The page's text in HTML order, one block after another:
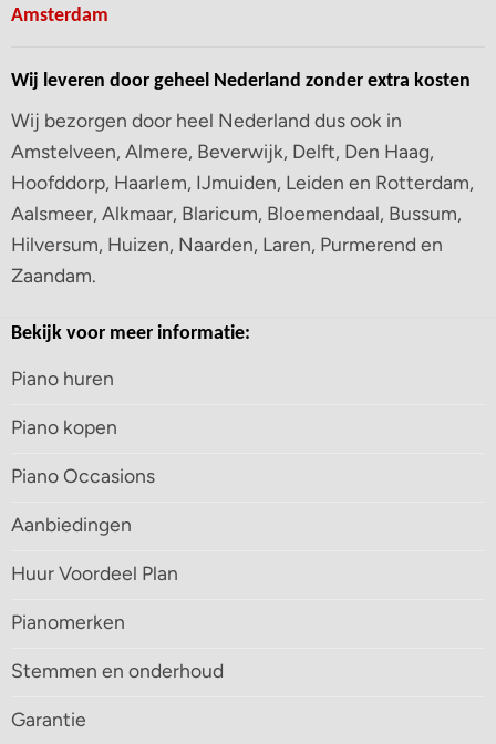
Amsterdam
Wij leveren door geheel Nederland zonder extra kosten
Wij bezorgen door heel Nederland dus ook in
Amstelveen, Almere, Beverwijk, Delft, Den Haag,
Hoofddorp, Haarlem, IJmuiden, Leiden en Rotterdam,
Aalsmeer, Alkmaar, Blaricum, Bloemendaal, Bussum,
Hilversum, Huizen, Naarden, Laren, Purmerend en
Zaandam.
Bekijk voor meer informatie:
Piano huren
Piano kopen
Piano Occasions
Aanbiedingen
Huur Voordeel Plan
Pianomerken
Stemmen en onderhoud
Garantie